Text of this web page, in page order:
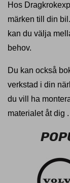
Hos
märken till din
kan du välja
behov.
Du kan också
verkstad i din
du vill ha
materialet åt dig .